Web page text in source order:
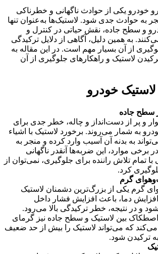
خودرو یکی از حوادث ناگهانی و خطرناکی
به حوادث جدی شود. لاستیک‌ها به‌عنوان تنها
و سطح جاده، نقش حیاتی در کنترل و
به همین دلیل، آگاهی از دلایل ترکیدگی
از آن بسیار مهم است. در این مقاله به
لاستیک و راهکارهای جلوگیری از آن
لاستیک خودرو
سطح جاده
و پر از دست‌انداز و چاله، خطر جدی برای
به شمار می‌روند. برخورد لاستیک با اشیاء
به بدنه آن آسیب وارد کرده و منجر به
برخی موارد، این ضربه‌ها آنقدر ناگهانی
تمام تلاش راننده برای جلوگیری، نمی‌توان از
کرد.
گرم
گرم یکی از بزرگ‌ترین دشمنان لاستیک
دما، باعث افزایش فشار داخل
و در نتیجه، خطر ترکیدگی بالا می‌رود.
اصطکاک بین لاستیک و سطح جاده نیز گرمای
می‌کند که می‌تواند لاستیک را بیش از حد ضعیف
ترکیدن شود.